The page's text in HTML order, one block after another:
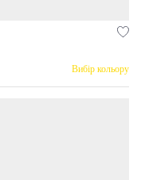
Вибір кольору